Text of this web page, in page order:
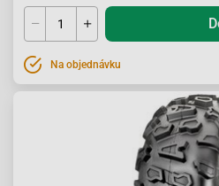
Na objednávku